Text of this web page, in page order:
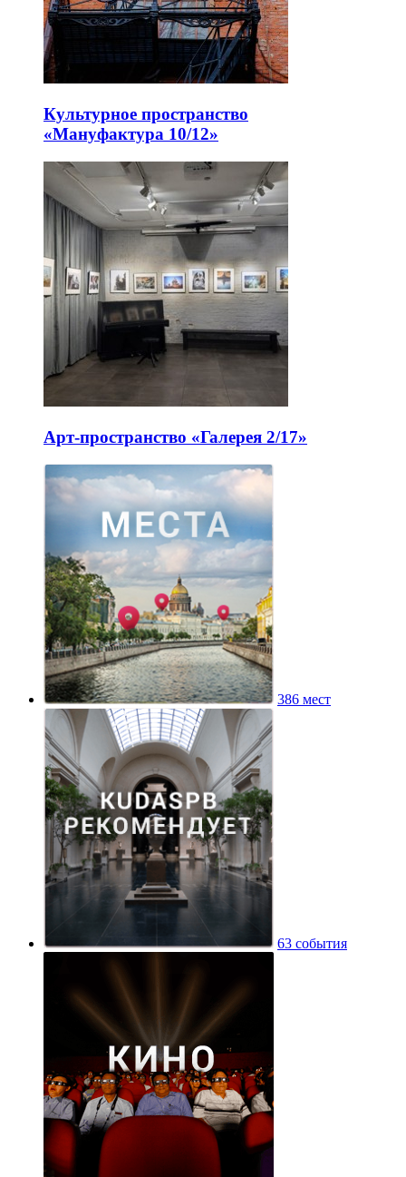
Культурное пространство
«Мануфактура 10/12»
Арт-пространство «Галерея 2/17»
386 мест
63 события